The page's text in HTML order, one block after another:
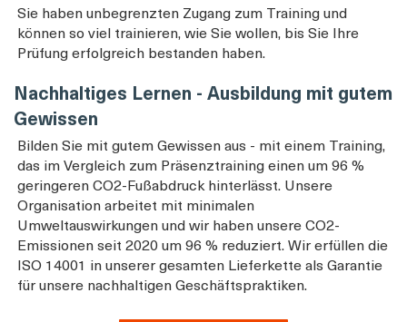
Sie haben unbegrenzten Zugang zum Training und
können so viel trainieren, wie Sie wollen, bis Sie Ihre
Prüfung erfolgreich bestanden haben.
Nachhaltiges Lernen - Ausbildung mit gutem
Gewissen
Bilden Sie mit gutem Gewissen aus - mit einem Training,
das im Vergleich zum Präsenztraining einen um 96 %
geringeren CO2-Fußabdruck hinterlässt. Unsere
Organisation arbeitet mit minimalen
Umweltauswirkungen und wir haben unsere CO2-
Emissionen seit 2020 um 96 % reduziert. Wir erfüllen die
ISO 14001 in unserer gesamten Lieferkette als Garantie
für unsere nachhaltigen Geschäftspraktiken.